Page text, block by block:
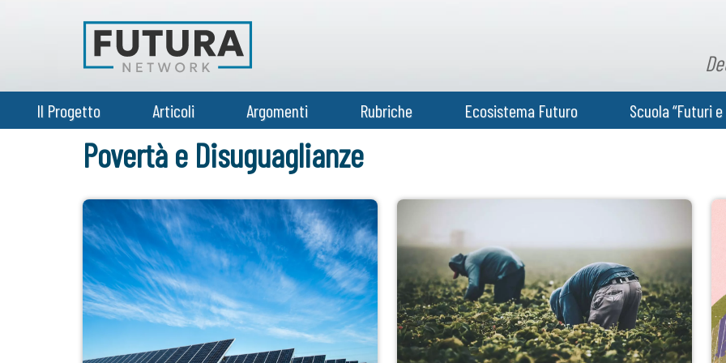
Il Progetto Articoli Argomenti Rubriche Ecosistema Futuro Scuola “Futuri
Povertà e Disuguaglianze